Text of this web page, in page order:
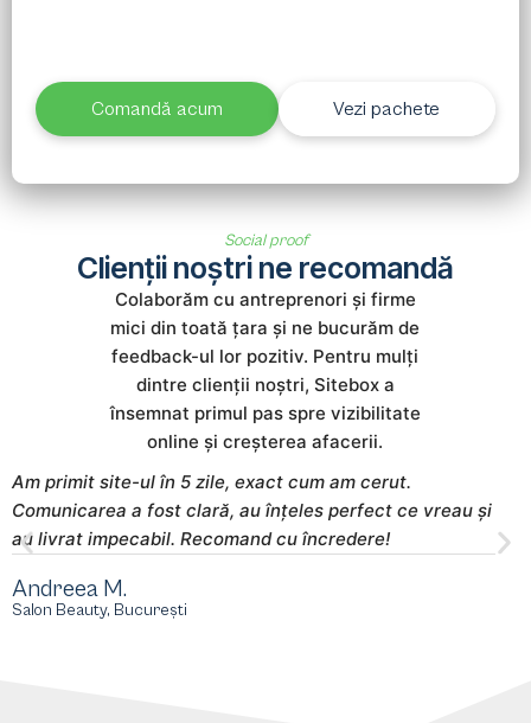
Comandă acum Vezi pachete
Social proof
Clienții noștri ne recomandă
Colaborăm cu antreprenori și firme
mici din toată țara și ne bucurăm de
feedback-ul lor pozitiv. Pentru mulți
dintre clienții noștri, Sitebox a
însemnat primul pas spre vizibilitate
online și creșterea afacerii.
Am primit site-ul în 5 zile, exact cum am cerut.
Comunicarea a fost clară, au înțeles perfect ce vreau și
au livrat impecabil. Recomand cu încredere!
Andreea M.
Salon Beauty, București